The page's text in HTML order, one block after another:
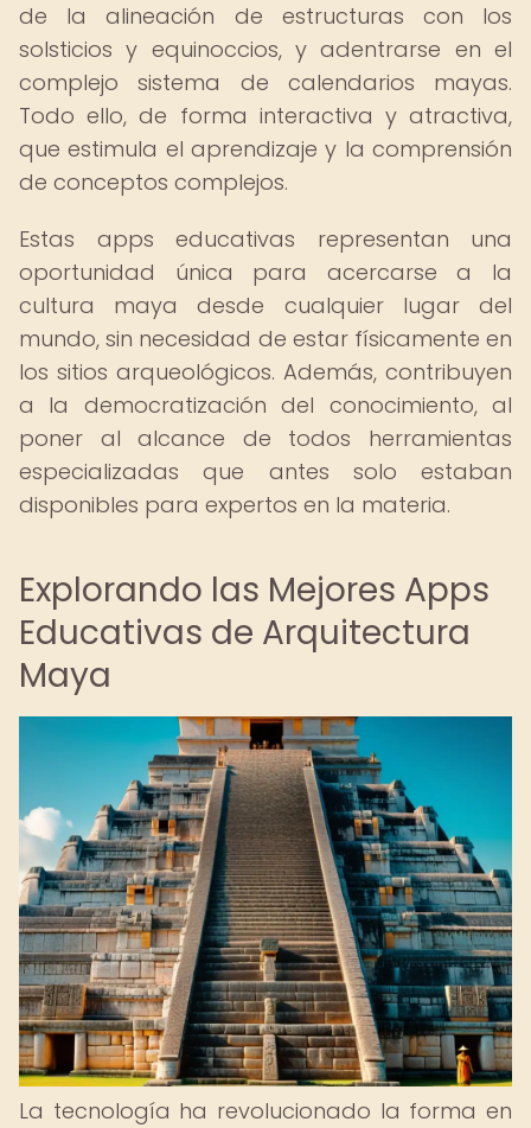
de la alineación de estructuras con los
solsticios y equinoccios, y adentrarse en el
complejo sistema de calendarios mayas.
Todo ello, de forma interactiva y atractiva,
que estimula el aprendizaje y la comprensión
de conceptos complejos.
Estas apps educativas representan una
oportunidad única para acercarse a la
cultura maya desde cualquier lugar del
mundo, sin necesidad de estar físicamente en
los sitios arqueológicos. Además, contribuyen
a la democratización del conocimiento, al
poner al alcance de todos herramientas
especializadas que antes solo estaban
disponibles para expertos en la materia.
Explorando las Mejores Apps
Educativas de Arquitectura
Maya
La tecnología ha revolucionado la forma en